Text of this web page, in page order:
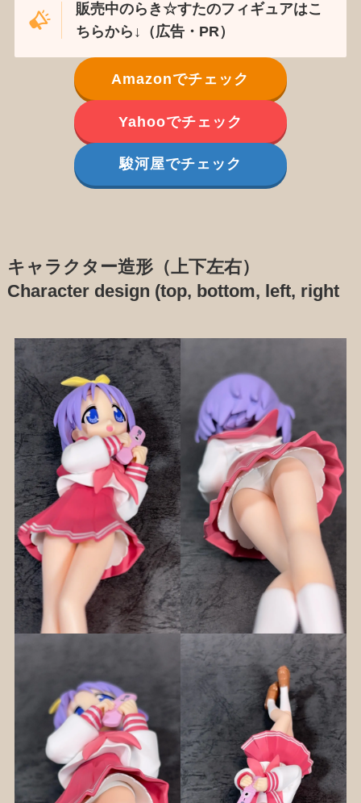
販売中のらき☆すたのフィギュアはこ
ちらから↓（広告・PR）
Amazonでチェック
Yahooでチェック
駿河屋でチェック
キャラクター造形（上下左右）
Character design (top, bottom, left, right